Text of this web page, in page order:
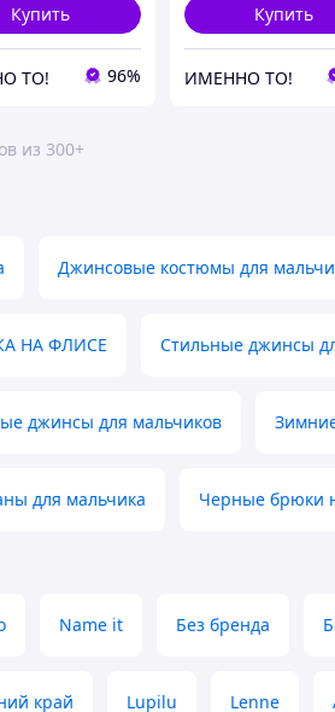
Купить
ТО! 96%
Купить
ИМЕННО ТО!
из 300+
Джинсовые костюмы для
НА ФЛИСЕ Стильные джинсы
джинсы для мальчиков
для мальчика Черные брюки
Name it Без бренда
край Lupilu Lenne